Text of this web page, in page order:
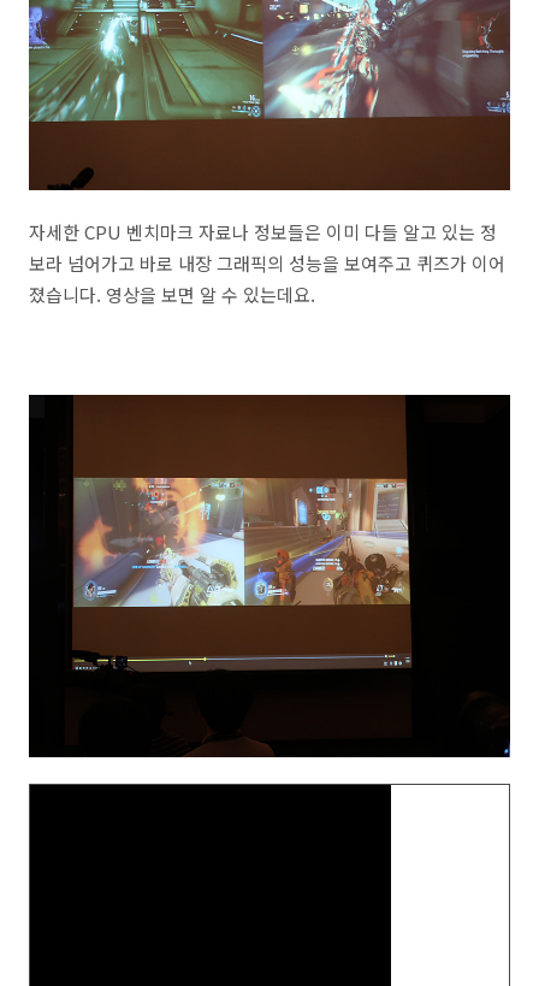
자세한 CPU 벤치마크 자료나 정보들은 이미 다들 알고 있는 정
보라 넘어가고 바로 내장 그래픽의 성능을 보여주고 퀴즈가 이어
졌습니다. 영상을 보면 알 수 있는데요.